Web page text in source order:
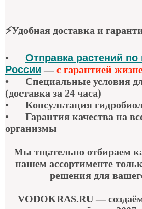
⚡Удобная доставка и
•
Отправка растений по
России —с гарантией
•
Специальные условия
(доставка за 24 часа)
•
Консультация
•
Гарантия качества на
организмы
Мы тщательно отбираем
нашем ассортименте
решения для
VODOKRAS.RU —